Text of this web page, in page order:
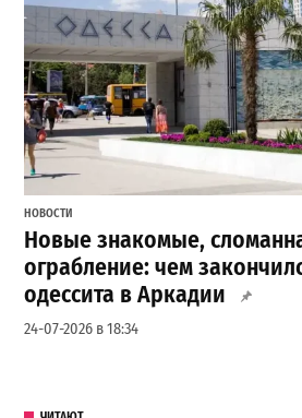
НОВОСТИ
Новые знакомые,
ограбление: чем
одессита в Аркадии
24-07-2026 в 18:34